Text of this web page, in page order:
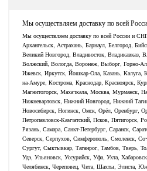
Мы осуществляем доставку по всей
Мы осуществляем доставку по всей России и
Архангельск, Астрахань, Барнаул, Белгород,
Великий Новгород, Владивосток, Владикавказ,
Волжский, Вологда, Воронеж, Выборг, Горно-
Ижевск, Иркутск, Йошкар-Ола, Казань, Калуга,
на-Амуре, Кострома, Краснодар, Красноярск,
Магнитогорск, Махачкала, Москва, Мурманск,
Нижневартовск, Нижний Новгород, Нижний
Новосибирск, Ногинск, Омск, Орёл, Оренбург,
Петропавловск-Камчатский, Псков, Пятигорск,
Рязань, Самара, Санкт-Петербург, Саранск,
Северск, Серпухов, Симферополь, Смоленск,
Сургут, Сыктывкар, Таганрог, Тамбов, Тверь,
Удэ, Ульяновск, Уссурийск, Уфа, Ухта,
Челябинск, Череповец, Чита, Шахты, Элиста,